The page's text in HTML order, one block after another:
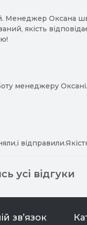
Оксана
якість
менеджеру Оксані.
усі відгуки
зв’язок